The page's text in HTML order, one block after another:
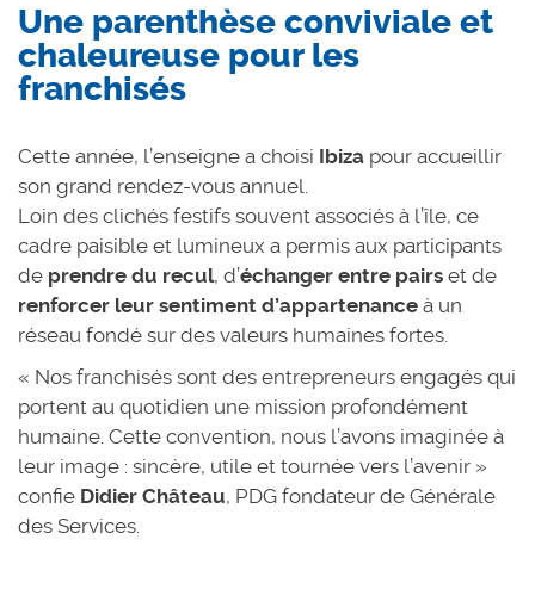
Une parenthèse conviviale et
chaleureuse pour les
franchisés
Cette année, l’enseigne a choisi Ibiza pour accueillir
son grand rendez-vous annuel.
Loin des clichés festifs souvent associés à l’île, ce
cadre paisible et lumineux a permis aux participants
de prendre du recul, d’échanger entre pairs et de
renforcer leur sentiment d’appartenance à un
réseau fondé sur des valeurs humaines fortes.
« Nos franchisés sont des entrepreneurs engagés qui
portent au quotidien une mission profondément
humaine. Cette convention, nous l’avons imaginée à
leur image : sincère, utile et tournée vers l’avenir »
confie Didier Château, PDG fondateur de Générale
des Services.